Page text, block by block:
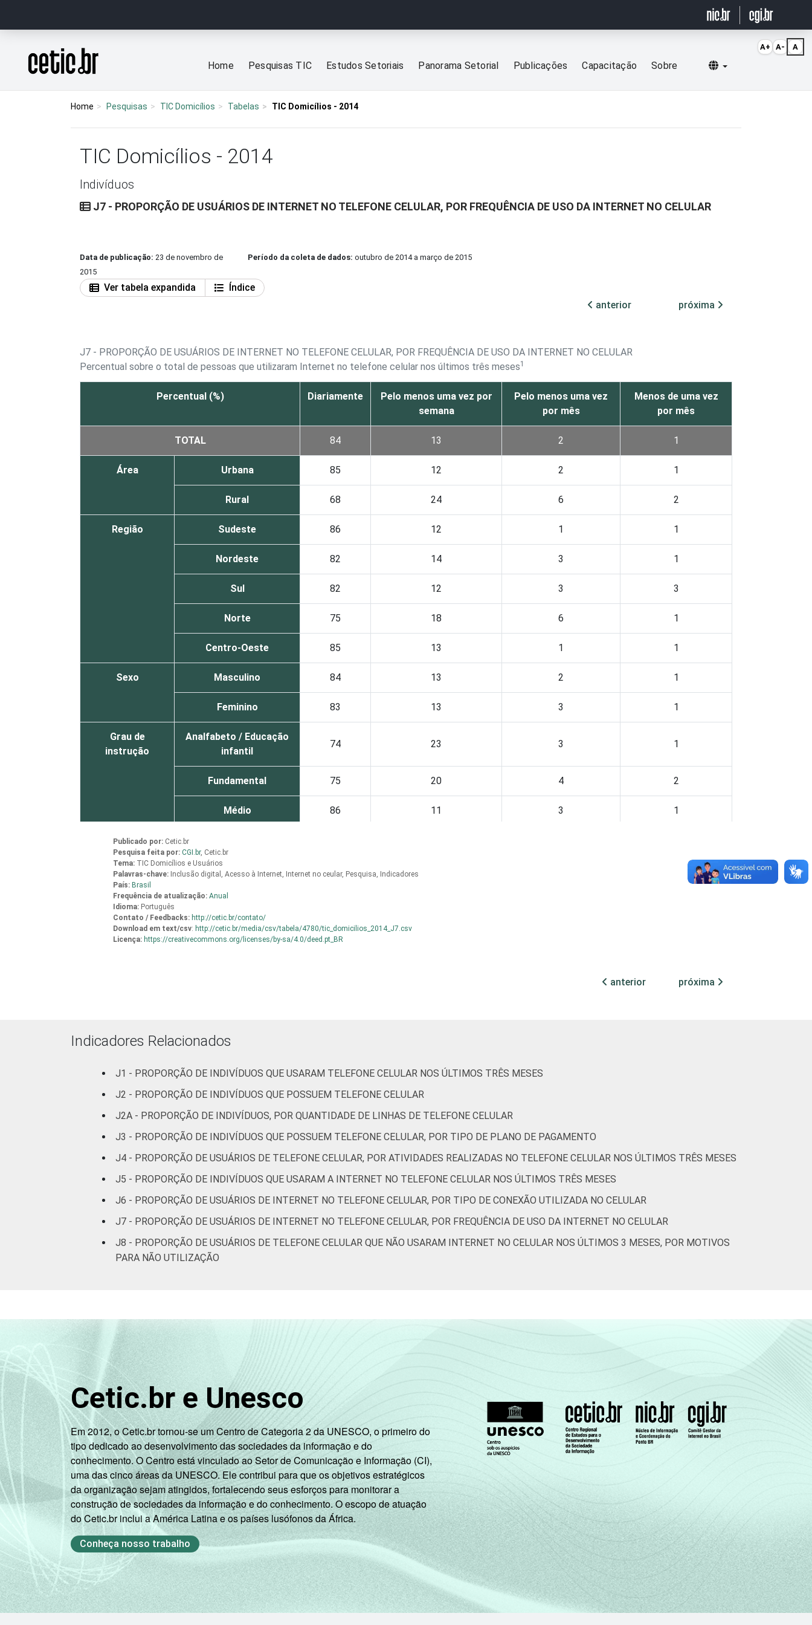
Página inicial
Home Pesquisas TIC Estudos Setoriais Panorama Setorial Publicações Capacitação Sobre Selecionar idioma
Home Pesquisas TIC Domicílios Tabelas TIC Domicílios - 2014
TIC Domicílios - 2014
Indivíduos
J7 - PROPORÇÃO DE USUÁRIOS DE INTERNET NO TELEFONE CELULAR, POR FREQUÊNCIA DE USO DA INTERNET NO CELULAR
Data de publicação: 23 de novembro de
2015
Período da coleta de dados: outubro de 2014 a março de 2015
Ver tabela expandida
Índice
anterior
próxima
J7 - PROPORÇÃO DE USUÁRIOS DE INTERNET NO TELEFONE CELULAR, POR FREQUÊNCIA DE USO DA INTERNET NO CELULAR
Percentual sobre o total de pessoas que utilizaram Internet no telefone celular nos últimos três meses1
Percentual (%) Diariamente
Pelo menos uma vez por
semana
Pelo menos uma vez
por mês
Menos de uma vez
por mês
TOTAL 84 13 2 1
Área Urbana 85 12 2 1
Rural 68 24 6 2
Região Sudeste 86 12 1 1
Nordeste 82 14 3 1
Sul 82 12 3 3
Norte 75 18 6 1
Centro-Oeste 85 13 1 1
Sexo Masculino 84 13 2 1
Feminino 83 13 3 1
Grau de
instrução
Analfabeto / Educação
infantil
74 23 3 1
Fundamental 75 20 4 2
Médio 86 11 3 1
Faixa etária De 10 a 15 anos 77
De 16 a 24 anos
De 25 a 34 anos 87
Renda familiar Até 1 SM
Mais de 1 SM até 2 SM 79 16
Mais de 3 SM até 5 SM 88 9 1
Mais de 10 SM 93 6 0
Classe social A 91 8 0
Condição de
atividade
Não PEA
1Base: 81.500.634 pessoas que utilizaram Internet no telefone celular há menos de três meses em relação ao momento da entrevista. Respostas
estimuladas. Dados coletados entre outubro de 2014 e março de 2015.
Publicado por: Cetic.br
Pesquisa feita por: CGI.br, Cetic.br
Tema: TIC Domicílios e Usuários
Palavras-chave: Inclusão digital, Acesso à Internet, Internet no ceular, Pesquisa, Indicadores
País: Brasil
Frequência de atualização: Anual
Idioma: Português
Contato / Feedbacks: http://cetic.br/contato/
Download em text/csv: http://cetic.br/media/csv/tabela/4780/tic_domicilios_2014_J7.csv
Licença: https://creativecommons.org/licenses/by-sa/4.0/deed.pt_BR
anterior próxima
Indicadores Relacionados
J1 - PROPORÇÃO DE INDIVÍDUOS QUE USARAM TELEFONE CELULAR NOS ÚLTIMOS TRÊS MESES
J2 - PROPORÇÃO DE INDIVÍDUOS QUE POSSUEM TELEFONE CELULAR
J2A - PROPORÇÃO DE INDIVÍDUOS, POR QUANTIDADE DE LINHAS DE TELEFONE CELULAR
J3 - PROPORÇÃO DE INDIVÍDUOS QUE POSSUEM TELEFONE CELULAR, POR TIPO DE PLANO DE PAGAMENTO
J4 - PROPORÇÃO DE USUÁRIOS DE TELEFONE CELULAR, POR ATIVIDADES REALIZADAS NO TELEFONE CELULAR NOS ÚLTIMOS TRÊS MESES
J5 - PROPORÇÃO DE INDIVÍDUOS QUE USARAM A INTERNET NO TELEFONE CELULAR NOS ÚLTIMOS TRÊS MESES
J6 - PROPORÇÃO DE USUÁRIOS DE INTERNET NO TELEFONE CELULAR, POR TIPO DE CONEXÃO UTILIZADA NO CELULAR
J7 - PROPORÇÃO DE USUÁRIOS DE INTERNET NO TELEFONE CELULAR, POR FREQUÊNCIA DE USO DA INTERNET NO CELULAR
J8 - PROPORÇÃO DE USUÁRIOS DE TELEFONE CELULAR QUE NÃO USARAM INTERNET NO CELULAR NOS ÚLTIMOS 3 MESES, POR MOTIVOS
PARA NÃO UTILIZAÇÃO
Cetic.br e Unesco
Em 2012, o Cetic.br tornou-se um Centro de Categoria 2 da UNESCO, o primeiro do
tipo dedicado ao desenvolvimento das sociedades da informação e do
conhecimento. O Centro está vinculado ao Setor de Comunicação e Informação (CI),
uma das cinco áreas da UNESCO. Ele contribui para que os objetivos estratégicos
da organização sejam atingidos, fortalecendo seus esforços para monitorar a
construção de sociedades da informação e do conhecimento. O escopo de atuação
do Cetic.br inclui a América Latina e os países lusófonos da África.
Conheça nosso trabalho
A+ A- A